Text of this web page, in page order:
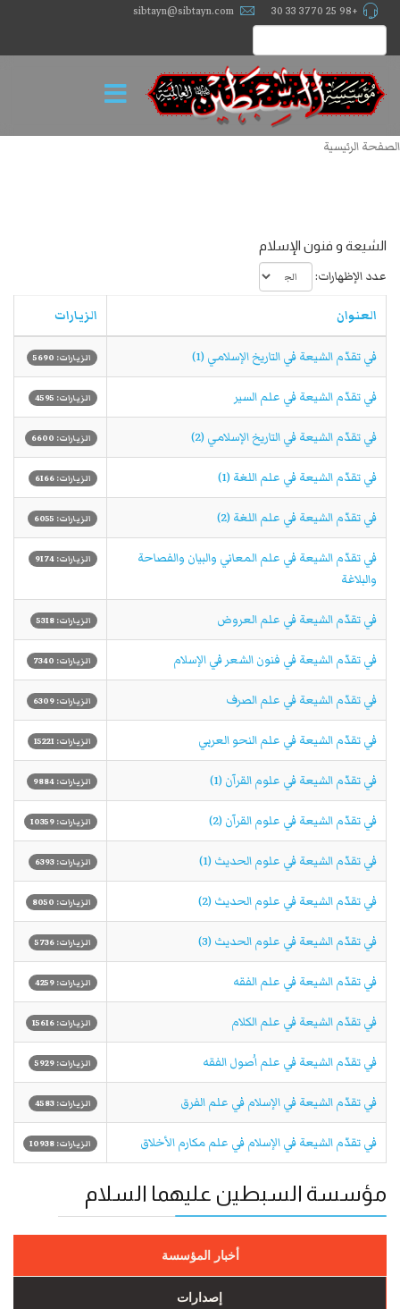
+98 25 3770 33 30
sibtayn@sibtayn.com
الصفحة الرئيسية
الشيعة و فنون الإسلام
عدد الإظهارات:
العنوان الزيارات
في تقدّم الشيعة في التاريخ الإسلامي (1) الزيارات: 5690
في تقدّم الشيعة في علم السير الزيارات: 4595
في تقدّم الشيعة في التاريخ الإسلامي (2) الزيارات: 6600
في تقدّم الشيعة في علم اللغة (1) الزيارات: 6166
في تقدّم الشيعة في علم اللغة (2) الزيارات: 6055
في تقدّم الشيعة في علم المعاني والبيان والفصاحة
والبلاغة
الزيارات: 9174
في تقدّم الشيعة في علم العروض الزيارات: 5318
في تقدّم الشيعة في فنون الشعر في الإسلام الزيارات: 7340
في تقدّم الشيعة في علم الصرف الزيارات: 6309
في تقدّم الشيعة في علم النحو العربي الزيارات: 15221
في تقدّم الشيعة في علوم القرآن (1) الزيارات: 9884
في تقدّم الشيعة في علوم القرآن (2) الزيارات: 10359
في تقدّم الشيعة في علوم الحديث (1) الزيارات: 6393
في تقدّم الشيعة في علوم الحديث (2) الزيارات: 8050
في تقدّم الشيعة في علوم الحديث (3) الزيارات: 5736
في تقدّم الشيعة في علم الفقه الزيارات: 4259
في تقدّم الشيعة في علم الكلام الزيارات: 15616
في تقدّم الشيعة في علم اُصول الفقه الزيارات: 5929
في تقدّم الشيعة في الإسلام في علم الفرق الزيارات: 4583
في تقدّم الشيعة في الإسلام في علم مكارم الأخلاق الزيارات: 10938
مؤسسة السبطين عليهما السلام
أخبار المؤسسة
إصدارات